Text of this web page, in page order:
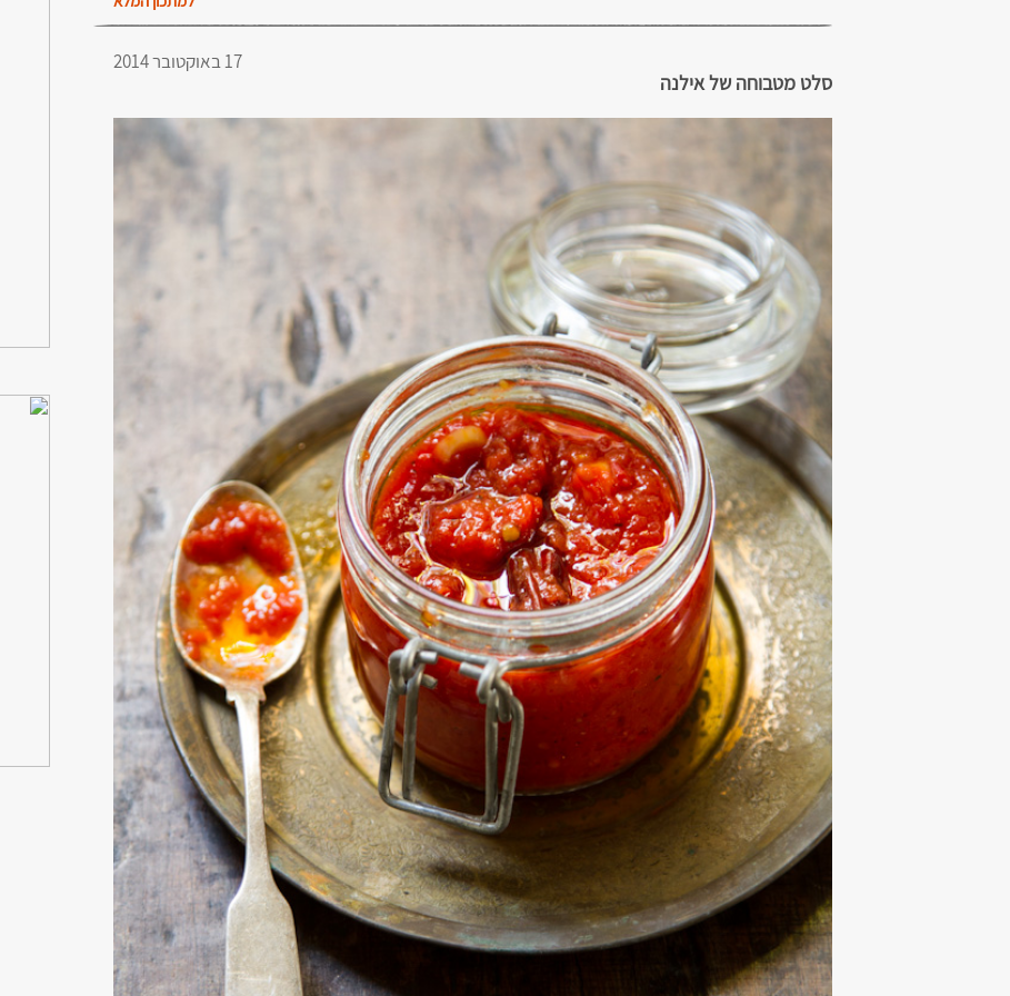
17 באוקטובר 2014
סלט מטבוחה של אילנה